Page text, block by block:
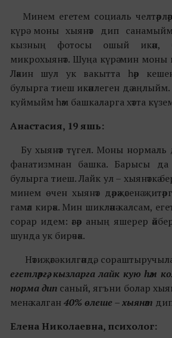
Минем егетем социаль
күрә моны хыянәт дип
кызның фотосы ошый икән,
микрохыянәт. Шуңа күрә мин моны
Ләкин шул ук вакытта һәр
булырга тиеш икәнлеген дә
куймыйм һәм башкаларга хәтта
Анастасия, 19 яшь:
Бу хыянәт түгел. Моны нормаль
фанатизмнан башка. Барысы да
булырга тиеш. Лайк ул – хыянәткә
минем өчен хыянәт дәрәҗәсенә
гамәл кирәк. Мин шикләнә калсам,
сорар идем: әгәр аның яшерер
шунда ук бирәчәк.
Нәтиҗәгә килгәндә,
егетләргә, кызларга лайк кую һәм
норма дип саный, ягъни болар
менә калган 40% өлеше – хыянәт
Елена Николаевна, психолог: